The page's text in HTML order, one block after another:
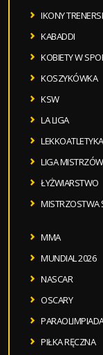
IKONY
KABADDI
KOBIETY W
KOSZYKÓWKA
KSW
LA LIGA
LEKKOATLETYKA
LIGA MISTRZÓW
ŁYŻWIARSTWO
MISTRZOSTWA
MMA
MUNDIAL 2026
NASCAR
OSCARY
PIŁKA RĘCZNA